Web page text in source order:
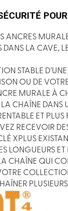
ANCRES
DANS LA CAVE,
STABLE
OU DE
MURALE À
LA CHAÎNE DANS
ET
RECEVOIR
XPLUS
LONGUEURS
CHAÎNE QUI